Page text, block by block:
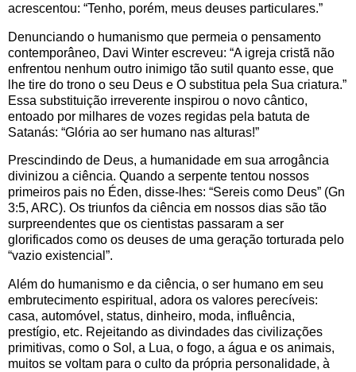
acrescentou: “Tenho, porém, meus deuses particulares.”
Denunciando o humanismo que permeia o pensamento
contemporâneo, Davi Winter escreveu: “A igreja cristã não
enfrentou nenhum outro inimigo tão sutil quanto esse, que
lhe tire do trono o seu Deus e O substitua pela Sua criatura.”
Essa substituição irreverente inspirou o novo cântico,
entoado por milhares de vozes regidas pela batuta de
Satanás: “Glória ao ser humano nas alturas!”
Prescindindo de Deus, a humanidade em sua arrogância
divinizou a ciência. Quando a serpente tentou nossos
primeiros pais no Éden, disse-lhes: “Sereis como Deus” (Gn
3:5, ARC). Os triunfos da ciência em nossos dias são tão
surpreendentes que os cientistas passaram a ser
glorificados como os deuses de uma geração torturada pelo
“vazio existencial”.
Além do humanismo e da ciência, o ser humano em seu
embrutecimento espiritual, adora os valores perecíveis:
casa, automóvel, status, dinheiro, moda, influência,
prestígio, etc. Rejeitando as divindades das civilizações
primitivas, como o Sol, a Lua, o fogo, a água e os animais,
muitos se voltam para o culto da própria personalidade, à